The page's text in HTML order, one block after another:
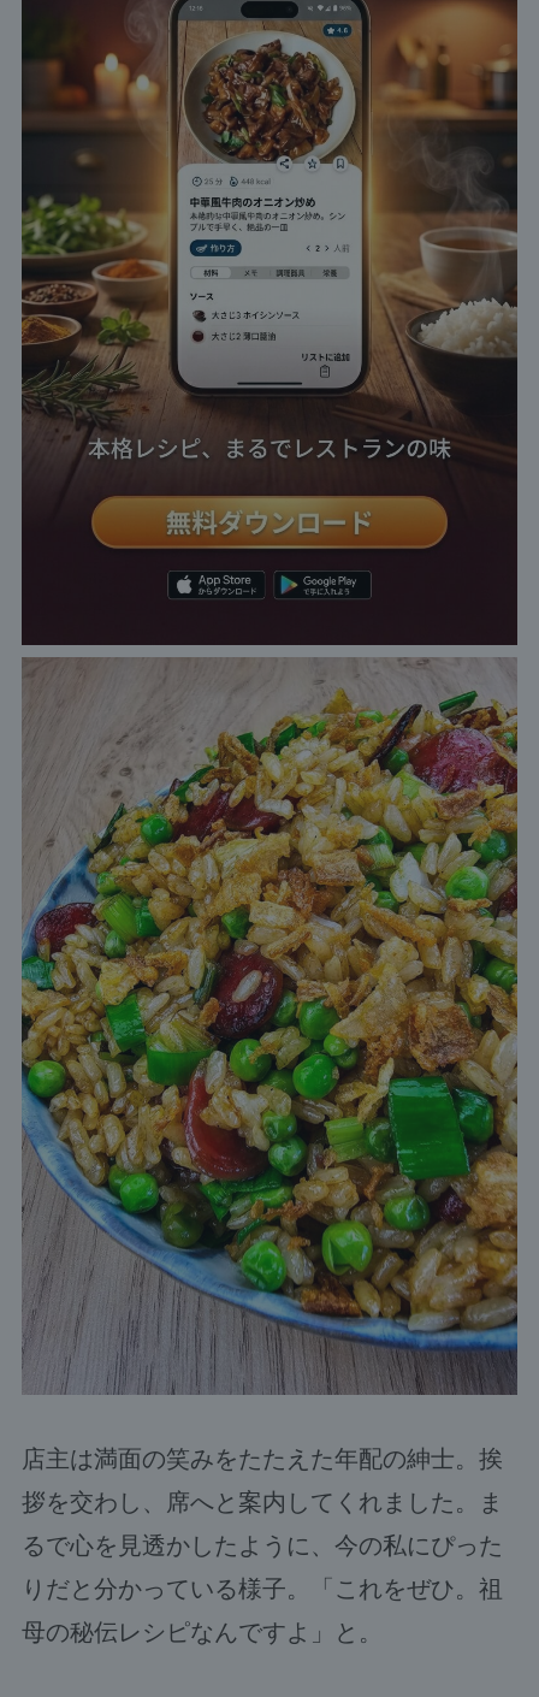
店主は満面の笑みをたたえた年配の紳士。挨
拶を交わし、席へと案内してくれました。ま
るで心を見透かしたように、今の私にぴった
りだと分かっている様子。「これをぜひ。祖
母の秘伝レシピなんですよ」と。